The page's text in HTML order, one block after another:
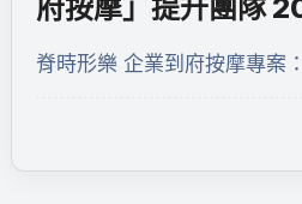
府按摩」提升團隊
脊時形樂 企業到府按摩專案